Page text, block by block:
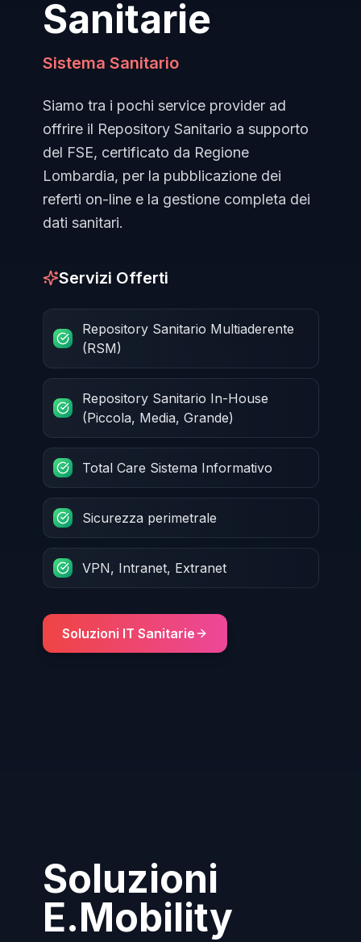
Sanitarie
Sistema Sanitario
Siamo tra i pochi service provider ad
offrire il Repository Sanitario a supporto
del FSE, certificato da Regione
Lombardia, per la pubblicazione dei
referti on-line e la gestione completa dei
dati sanitari.
Servizi Offerti
Repository Sanitario Multiaderente
(RSM)
Repository Sanitario In-House
(Piccola, Media, Grande)
Total Care Sistema Informativo
Sicurezza perimetrale
VPN, Intranet, Extranet
Soluzioni IT Sanitarie
Soluzioni
E.Mobility